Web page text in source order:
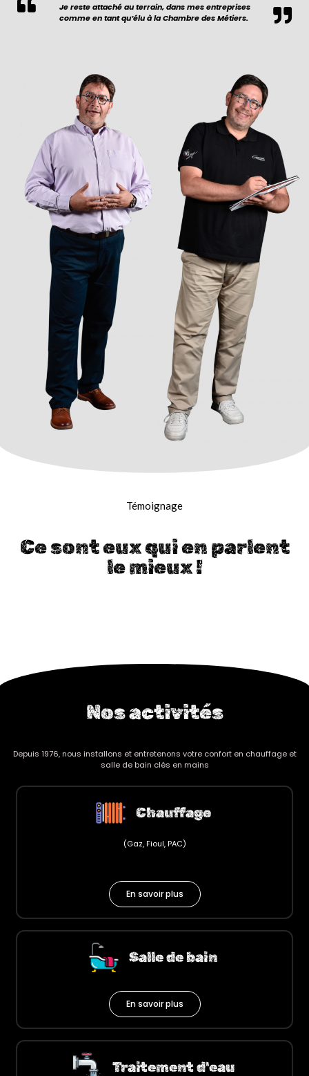
Je reste attaché au terrain, dans mes entreprises
comme en tant qu’élu à la Chambre des Métiers.
Témoignage
Ce sont eux qui en parlent
le mieux !
Nos activités
Depuis 1976, nous installons et entretenons votre confort en chauffage et
salle de bain clés en mains
Chauffage
(Gaz, Fioul, PAC)
En savoir plus
Salle de bain
En savoir plus
Traitement d'eau